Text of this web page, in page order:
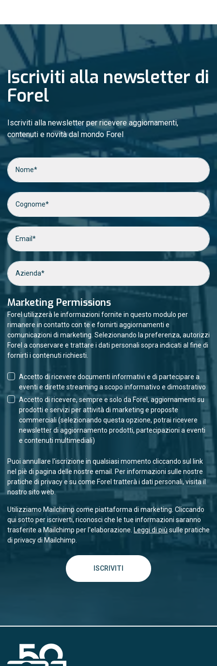
Iscriviti alla newsletter di
Forel
Iscriviti alla newsletter per ricevere aggiornamenti,
contenuti e novità dal mondo Forel
Marketing Permissions
Forel utilizzerà le informazioni fornite in questo modulo per
rimanere in contatto con te e fornirti aggiornamenti e
comunicazioni di marketing. Selezionando la preferenza, autorizzi
Forel a conservare e trattare i dati personali sopra indicati al fine di
fornirti i contenuti richiesti.
Accetto di ricevere documenti informativi e di partecipare a
eventi e dirette streaming a scopo informativo e dimostrativo
Accetto di ricevere, sempre e solo da Forel, aggiornamenti su
prodotti e servizi per attività di marketing e proposte
commerciali (selezionando questa opzione, potrai ricevere
newsletter di aggiornamento prodotti, partecipazioni a eventi
e contenuti multimediali)
Puoi annullare l'iscrizione in qualsiasi momento cliccando sul link
nel piè di pagina delle nostre email. Per informazioni sulle nostre
pratiche di privacy e su come Forel tratterà i dati personali, visita il
nostro sito web.
Utilizziamo Mailchimp come piattaforma di marketing. Cliccando
qui sotto per iscriverti, riconosci che le tue informazioni saranno
trasferite a Mailchimp per l'elaborazione. Leggi di più sulle pratiche
di privacy di Mailchimp.